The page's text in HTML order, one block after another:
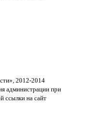
2012-2014
администрации при
ссылки на сайт